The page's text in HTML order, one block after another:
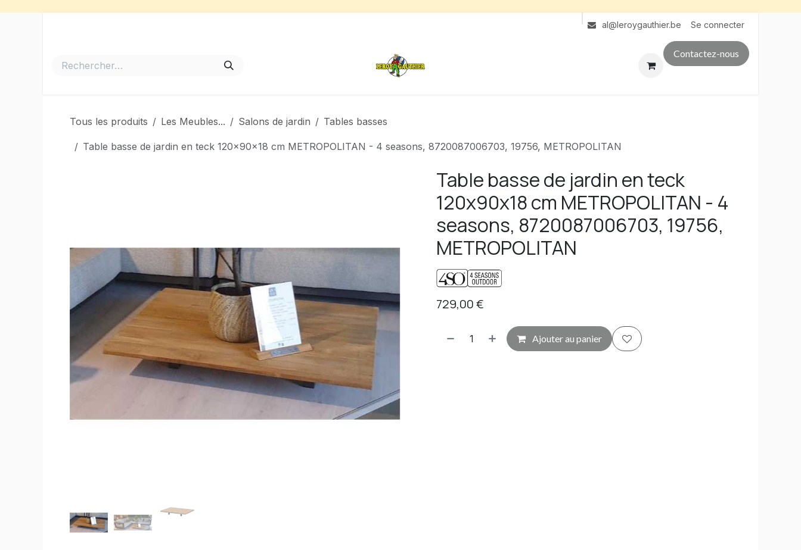
al@leroygauthier.be Se connecter
Contactez-nous
Tous les produits Les Meubles... Salons de jardin Tables basses
Table basse de jardin en teck 120x90x18 cm METROPOLITAN - 4 seasons, 8720087006703, 19756, METROPOLITAN
Table basse de jardin en teck
120x90x18 cm METROPOLITAN - 4
seasons, 8720087006703, 19756,
METROPOLITAN
729,00€
Ajouter au panier